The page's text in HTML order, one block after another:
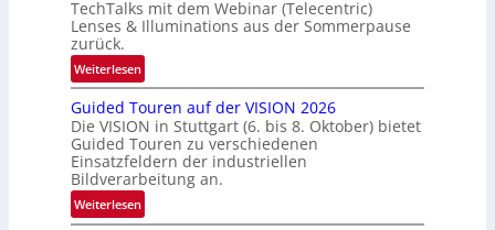
t
e
c
h
i
k
t
i
s
c
h
e
n
4
e
g
r
e
z
t
e
M
ö
g
TechTalks mit dem Webinar (Telecentric)
Lenses & Illuminations aus der Sommerpause
zurück.
Weiterlesen:
R
ü
c
k
k
e
h
Guided Touren auf der VISION 2026
Die VISION in Stuttgart (6. bis 8. Oktober) bietet
Guided Touren zu verschiedenen
Einsatzfeldern der industriellen
Bildverarbeitung an.
Weiterlesen:
G